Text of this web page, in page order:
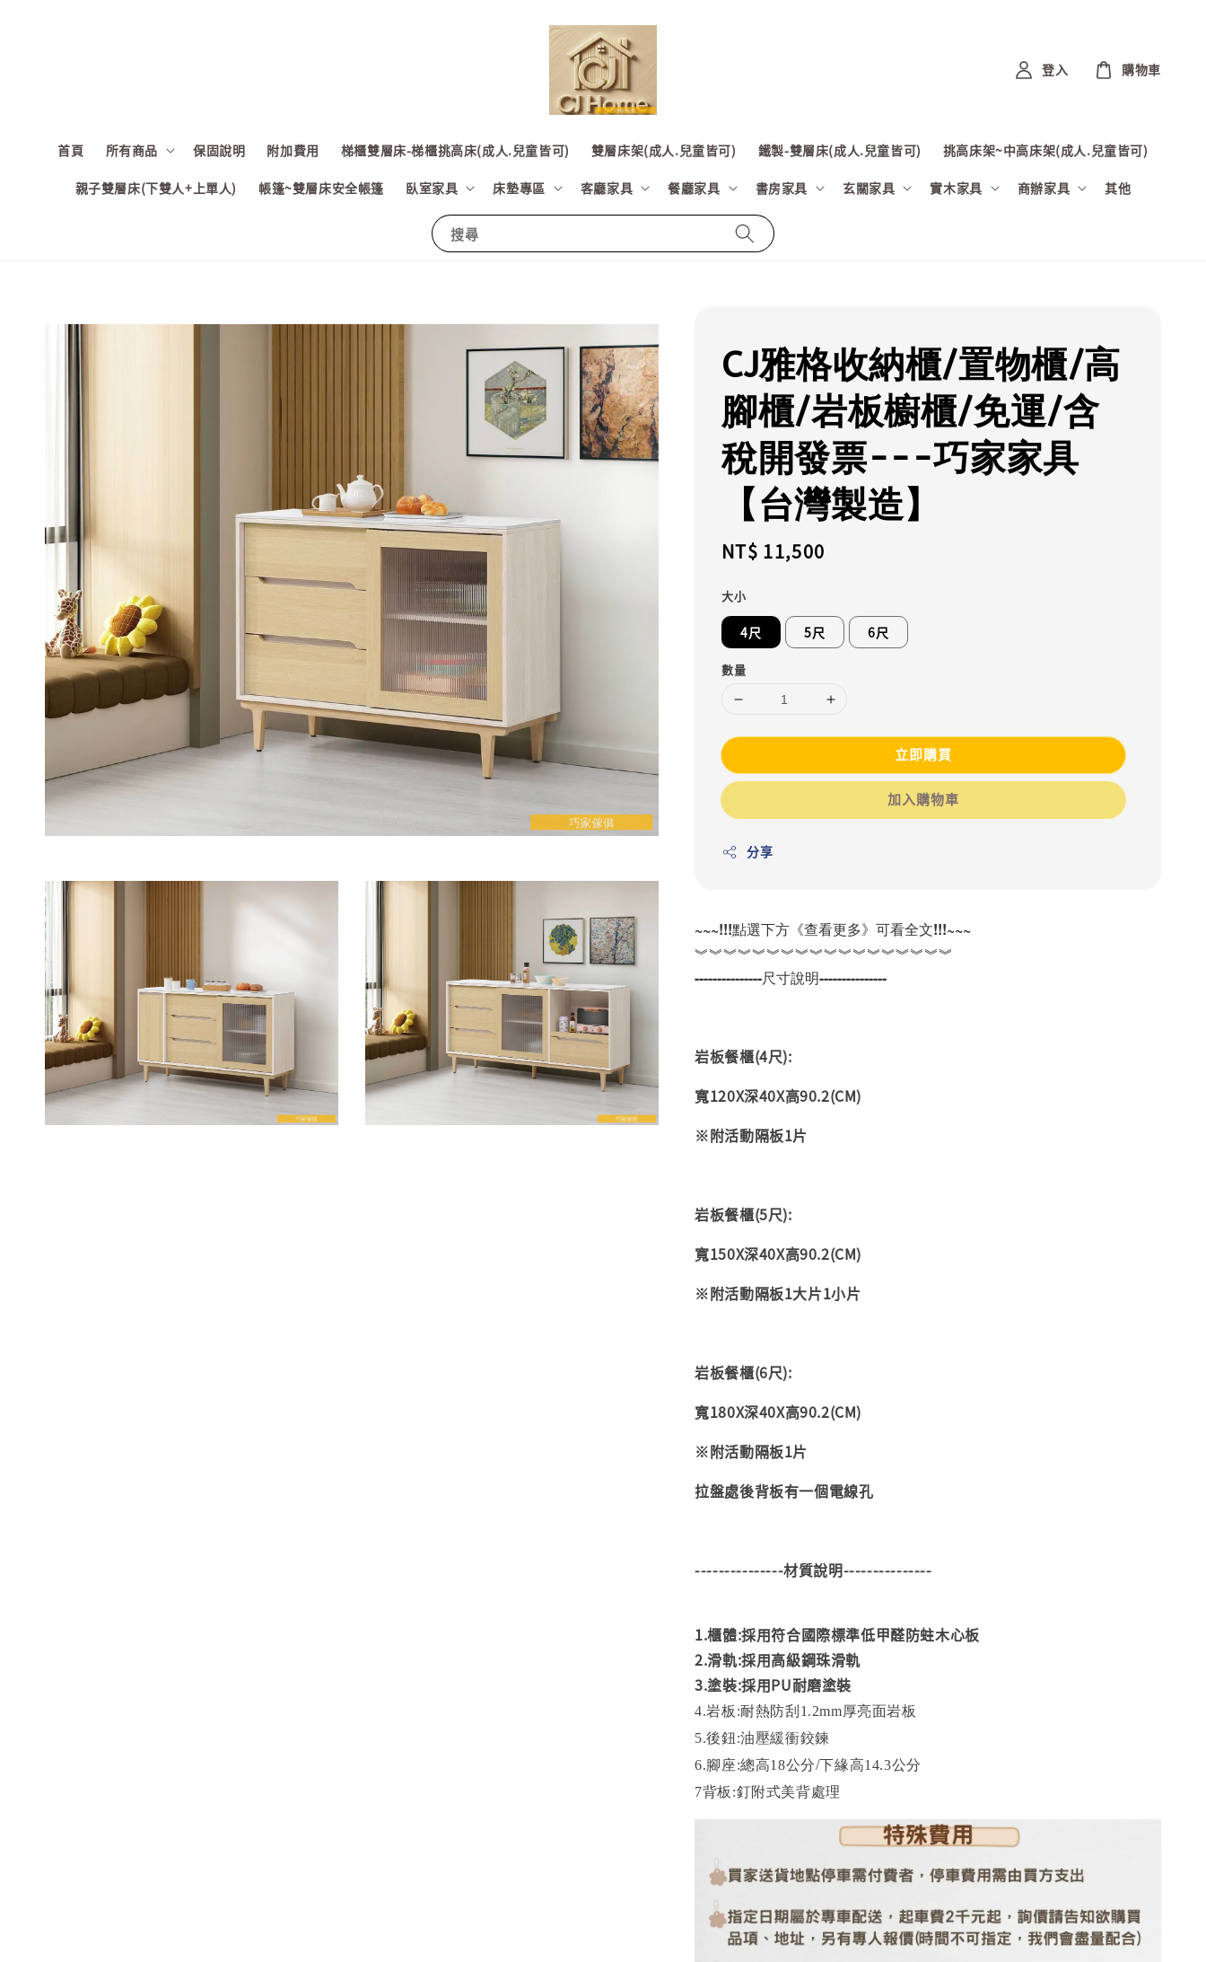
搜尋
首頁 所有商品 保固說明 附加費用 梯櫃雙層床-梯櫃挑高床(成人.兒童皆可) 雙層床架(成人.兒童皆可) 鐵製-雙層床(成人.兒童皆可) 挑高床架~中高床架(成人.兒童皆可)
親子雙層床(下雙人+上單人) 帳篷~雙層床安全帳篷 臥室家具 床墊專區 客廳家具 餐廳家具 書房家具 玄關家具 實木家具 商辦家具 其他
登入 購物車
CJ雅格收納櫃/置物櫃/高
腳櫃/岩板櫥櫃/免運/含
稅開發票---巧家家具
【台灣製造】
Regular
NT$ 11,500
大小
4尺 5尺 6尺
數量
立即購買
加入購物車
分享
~~~!!!點選下方《查看更多》可看全文!!!~~~
︾︾︾︾︾︾︾︾︾︾︾︾︾︾︾︾︾︾
---------------尺寸說明---------------
岩板餐櫃(4尺):
寬120X深40X高90.2(CM)
※附活動隔板1片
岩板餐櫃(5尺):
寬150X深40X高90.2(CM)
※附活動隔板1大片1小片
岩板餐櫃(6尺):
寬180X深40X高90.2(CM)
※附活動隔板1片
拉盤處後背板有一個電線孔
---------------材質說明---------------
1.櫃體:採用符合國際標準低甲醛防蛀木心板
2.滑軌:採用高級鋼珠滑軌
3.塗裝:採用PU耐磨塗裝
4.岩板:耐熱防刮1.2mm厚亮面岩板
5.後鈕:油壓緩衝鉸鍊
6.腳座:總高18公分/下緣高14.3公分
7背板:釘附式美背處理